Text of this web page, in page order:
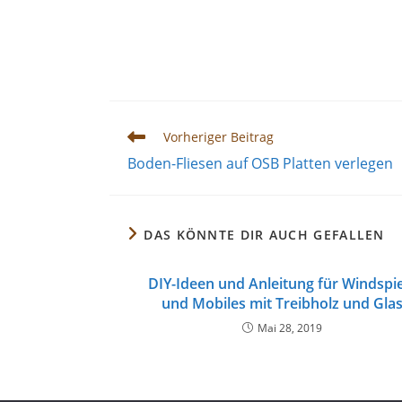
Weitere
Artikel
ansehen
Vorheriger Beitrag
Boden-Fliesen auf OSB Platten verlegen
DAS KÖNNTE DIR AUCH GEFALLEN
DIY-Ideen und Anleitung für
und Mobiles mit Treibholz und Glas
Mai 28, 2019